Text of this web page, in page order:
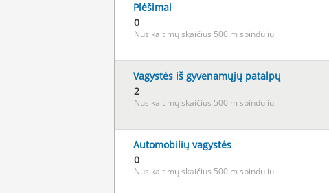
Plėšimai
0
Nusikaltimų skaičius 500 m spinduliu
Vagystės iš gyvenamųjų patalpų
2
Nusikaltimų skaičius 500 m spinduliu
Automobilių vagystės
0
Nusikaltimų skaičius 500 m spinduliu